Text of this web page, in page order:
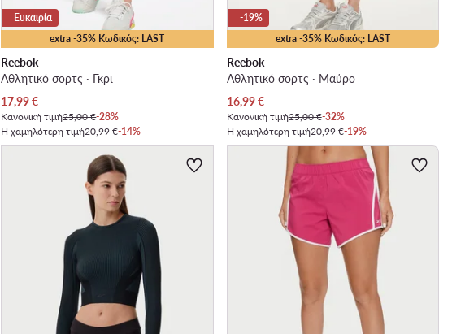
extra -35% Κωδικός: LAST
Ευκαιρία
Reebok
Αθλητικό σορτς · Γκρι
Τρέχουσα τιμή
17,99€
Κανονική τιμή25,00 €-28%
Η χαμηλότερη τιμή20,99 €-14%
extra -35% Κωδικός: LAST
-19%
Reebok
Αθλητικό σορτς · Μαύρο
Τρέχουσα τιμή
16,99€
Κανονική τιμή25,00 €-32%
Η χαμηλότερη τιμή20,99 €-19%